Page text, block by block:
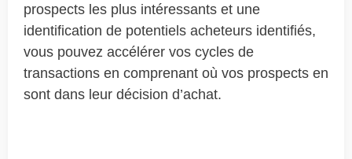
prospects les plus intéressants et une
identification de potentiels acheteurs identifiés,
vous pouvez accélérer vos cycles de
transactions en comprenant où vos prospects en
sont dans leur décision d’achat.